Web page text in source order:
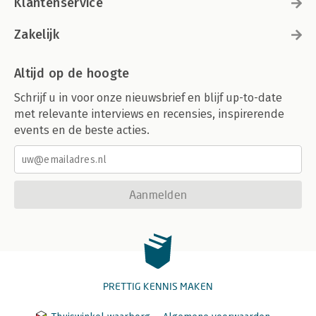
Zakelijk
Altijd op de hoogte
Schrijf u in voor onze nieuwsbrief en blijf up-to-date
met relevante interviews en recensies, inspirerende
events en de beste acties.
Aanmelden
PRETTIG KENNIS MAKEN